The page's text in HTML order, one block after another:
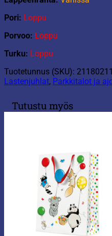
Pori: Loppu
Porvoo: Loppu
Turku: Loppu
Tuotetunnus (SKU): 21180211
Lastenjuhlat, Parkkitalot ja
Tutustu myös